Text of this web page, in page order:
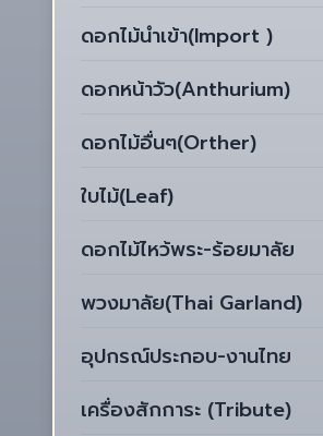
ดอกไม้นำเข้า(Import )
ดอกหน้าวัว(Anthurium)
ดอกไม้อื่นๆ(Orther)
ใบไม้(Leaf)
ดอกไม้ไหว้พระ-ร้อยมาลัย
พวงมาลัย(Thai Garland)
อุปกรณ์ประกอบ-งานไทย
เครื่องสักการะ (Tribute)